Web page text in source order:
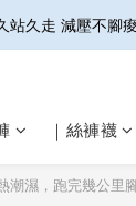
住妳的微滲尷尬!
開放結帳用LINE
｜絲褲襪
潮濕，跑完幾公里